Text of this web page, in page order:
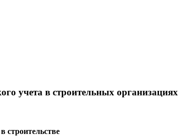
учета в строительных организациях
строительстве